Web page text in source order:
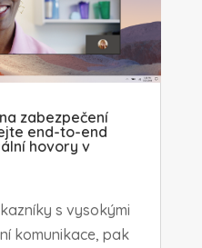
zabezpečení
end-to-end
hovory v
s vysokými
komunikace, pak